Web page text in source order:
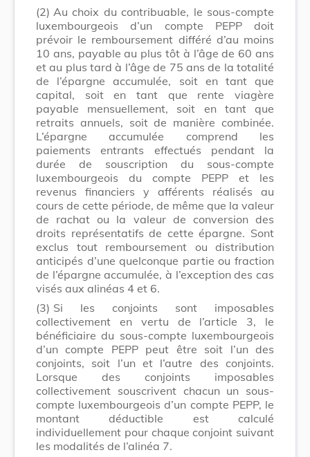
(2) Au choix du contribuable, le sous-compte
luxembourgeois d’un compte PEPP doit
prévoir le remboursement différé d’au moins
10 ans, payable au plus tôt à l’âge de 60 ans
et au plus tard à l’âge de 75 ans de la totalité
de l’épargne accumulée, soit en tant que
capital, soit en tant que rente viagère
payable mensuellement, soit en tant que
retraits annuels, soit de manière combinée.
L’épargne accumulée comprend les
paiements entrants effectués pendant la
durée de souscription du sous-compte
luxembourgeois du compte PEPP et les
revenus financiers y afférents réalisés au
cours de cette période, de même que la valeur
de rachat ou la valeur de conversion des
droits représentatifs de cette épargne. Sont
exclus tout remboursement ou distribution
anticipés d’une quelconque partie ou fraction
de l’épargne accumulée, à l’exception des cas
visés aux alinéas 4 et 6.
(3) Si les conjoints sont imposables
collectivement en vertu de l’article 3, le
bénéficiaire du sous-compte luxembourgeois
d’un compte PEPP peut être soit l’un des
conjoints, soit l’un et l’autre des conjoints.
Lorsque des conjoints imposables
collectivement souscrivent chacun un sous-
compte luxembourgeois d’un compte PEPP, le
montant déductible est calculé
individuellement pour chaque conjoint suivant
les modalités de l’alinéa 7.